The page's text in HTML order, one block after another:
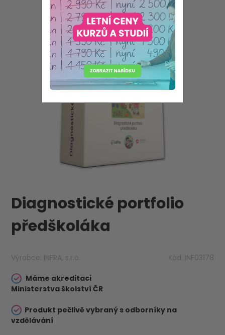
Diagnostické portfolio
předškoláka
Výrobce: INFRA, s.r.o. Kód: INF03178
Máme akreditaci
Ministerstva školství ČR
Produkt pečlivě vybraný s odborníky na
vzdělávání